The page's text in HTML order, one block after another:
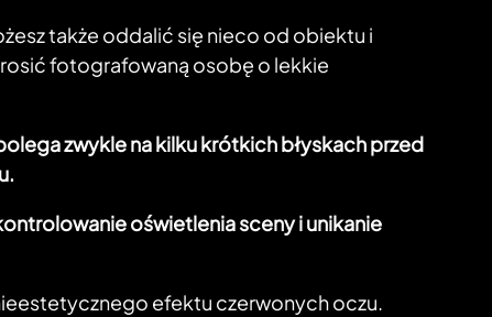
także oddalić się nieco od obiektu i
fotografowaną osobę o lekkie
zwykle na kilku krótkich błyskach przed
oświetlenia sceny i unikanie
efektu czerwonych oczu.